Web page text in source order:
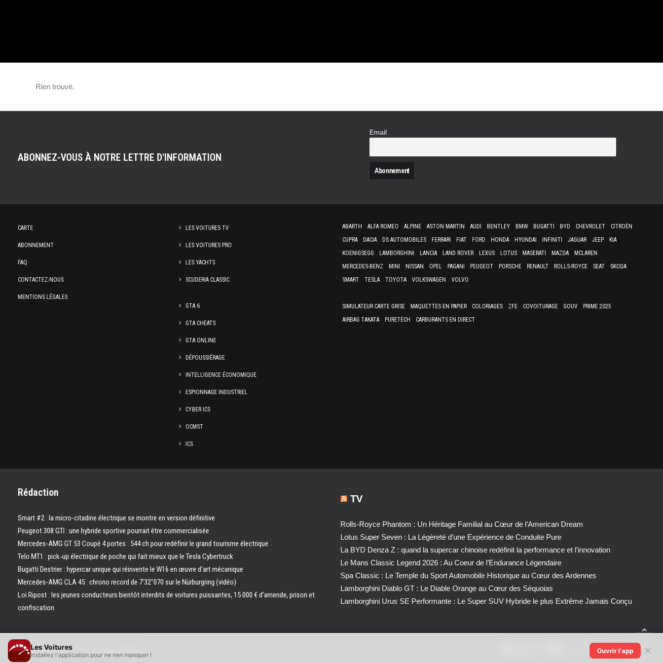
Rien trouvé.
ABONNEZ-VOUS À NOTRE LETTRE D'INFORMATION
Email
CARTE
ABONNEMENT
FAQ
CONTACTEZ-NOUS
MENTIONS LÉGALES
LES VOITURES TV
LES VOITURES PRO
LES YACHTS
SCUDERIA CLASSIC
GTA 6
GTA CHEATS
GTA ONLINE
DÉPOUSSIÉRAGE
INTELLIGENCE ÉCONOMIQUE
ESPIONNAGE INDUSTRIEL
CYBER ICS
OCMST
ICS
ABARTH ALFA ROMEO ALPINE ASTON MARTIN AUDI BENTLEY BMW BUGATTI BYD CHEVROLET
CITROËN
CUPRA
DACIA DS AUTOMOBILES FERRARI FIAT FORD HONDA HYUNDAI INFINITI JAGUAR JEEP
KIA
KOENIGSEGG
LAMBORGHINI LANCIA LAND ROVER LEXUS LOTUS MASERATI MAZDA
MCLAREN
MERCEDES-BENZ
MINI NISSAN OPEL PAGANI PEUGEOT PORSCHE RENAULT ROLLS-ROYCE SEAT
SKODA
SMART
TESLA TOYOTA VOLKSWAGEN VOLVO
SIMULATEUR CARTE GRISE MAQUETTES EN PAPIER COLORIAGES ZFE COVOITURAGE GOUV
PRIME 2025
AIRBAG TAKATA
PURETECH CARBURANTS EN DIRECT
Rédaction
Smart #2 : la micro-citadine électrique se montre en version définitive
Peugeot 308 GTI : une hybride sportive pourrait être commercialisée
Mercedes-AMG GT 53 Coupé 4 portes : 544 ch pour redéfinir le grand tourisme électrique
Telo MT1 : pick‑up électrique de poche qui fait mieux que le Tesla Cybertruck
Bugatti Destrier : hypercar unique qui réinvente le W16 en œuvre d’art mécanique
Mercedes-AMG CLA 45 : chrono record de 7’32″070 sur le Nürburgring (vidéo)
Loi Ripost : les jeunes conducteurs bientôt interdits de voitures puissantes, 15 000 € d’amende, prison et
confiscation
TV
Rolls-Royce Phantom : Un Héritage Familial au Cœur de l’American Dream
Lotus Super Seven : La Légèreté d’une Expérience de Conduite Pure
La BYD Denza Z : quand la supercar chinoise redéfinit la performance et l’innovation
Le Mans Classic Legend 2026 : Au Coeur de l’Endurance Légendaire
Spa Classic : Le Temple du Sport Automobile Historique au Cœur des Ardennes
Lamborghini Diablo GT : Le Diable Orange au Cœur des Séquoias
Lamborghini Urus SE Performante : Le Super SUV Hybride le plus Extrême Jamais Conçu
© 2026 Les Voitures. | Tous droits réservés.
Les Voitures
Installez l'application pour ne rien manquer !
Ouvrir l'app ✕